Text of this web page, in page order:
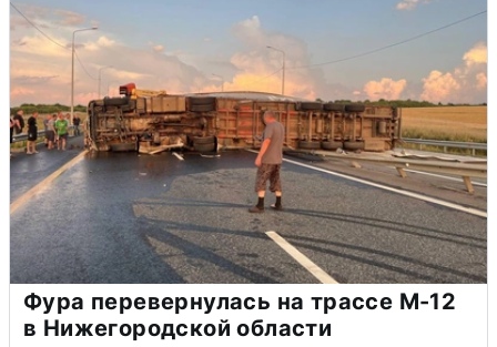
Фура перевернулась на трассе М-12
в Нижегородской области